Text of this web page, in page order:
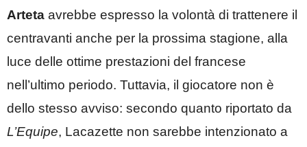
Arteta avrebbe espresso la volontà di trattenere il
centravanti anche per la prossima stagione, alla
luce delle ottime prestazioni del francese
nell’ultimo periodo. Tuttavia, il giocatore non è
dello stesso avviso: secondo quanto riportato da
L’Equipe, Lacazette non sarebbe intenzionato a